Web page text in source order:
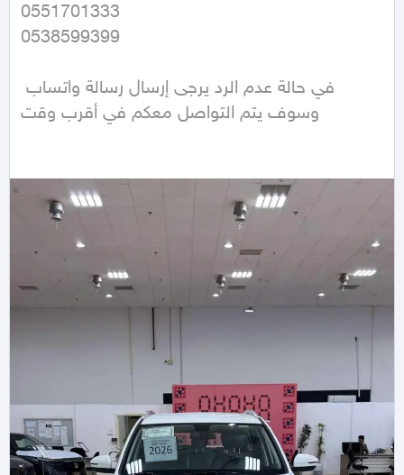
0551701333
0538599399
وسوف يتم التواصل معكم في أقرب وقت